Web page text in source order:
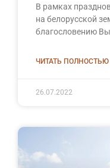
В рамках
на белорусской
благословению
ЧИТАТЬ ПОЛНОСТЬЮ
26.07.2022